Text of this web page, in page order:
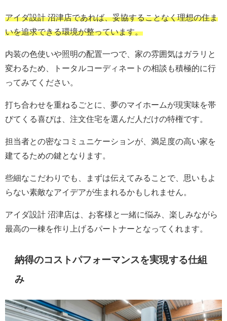
アイダ設計 沼津店であれば、妥協することなく理想の住ま
いを追求できる環境が整っています。
内装の色使いや照明の配置一つで、家の雰囲気はガラリと
変わるため、トータルコーディネートの相談も積極的に行
ってみてください。
打ち合わせを重ねるごとに、夢のマイホームが現実味を帯
びてくる喜びは、注文住宅を選んだ人だけの特権です。
担当者との密なコミュニケーションが、満足度の高い家を
建てるための鍵となります。
些細なこだわりでも、まずは伝えてみることで、思いもよ
らない素敵なアイデアが生まれるかもしれません。
アイダ設計 沼津店は、お客様と一緒に悩み、楽しみながら
最高の一棟を作り上げるパートナーとなってくれます。
納得のコストパフォーマンスを実現する仕組
み